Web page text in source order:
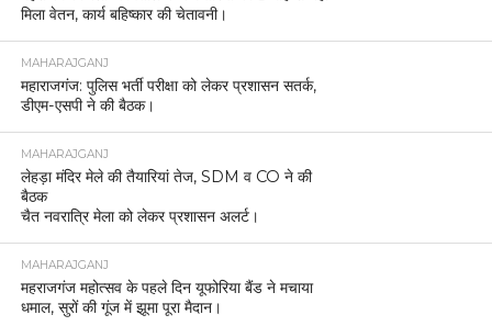
मिला वेतन, कार्य बहिष्कार की चेतावनी।
MAHARAJGANJ
महाराजगंज: पुलिस भर्ती परीक्षा को लेकर प्रशासन सतर्क,
डीएम-एसपी ने की बैठक।
MAHARAJGANJ
लेहड़ा मंदिर मेले की तैयारियां तेज, SDM व CO ने की
बैठक
चैत नवरात्रि मेला को लेकर प्रशासन अलर्ट।
MAHARAJGANJ
महराजगंज महोत्सव के पहले दिन यूफोरिया बैंड ने मचाया
धमाल, सुरों की गूंज में झूमा पूरा मैदान।